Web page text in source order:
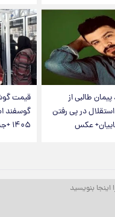
پیمان طالبی از
در پی رفتن
عکس
قیمت
۱۴۰۵ +جدول